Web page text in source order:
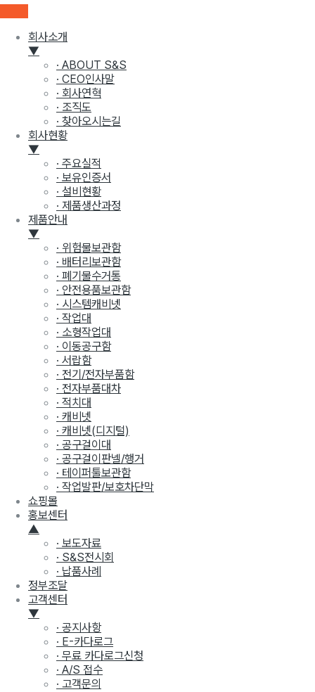
회사소개
▼
· ABOUT S&S
· CEO인사말
· 회사연혁
· 조직도
· 찾아오시는길
회사현황
▼
· 주요실적
· 보유인증서
· 설비현황
· 제품생산과정
제품안내
▼
· 위험물보관함
· 배터리보관함
· 폐기물수거통
· 안전용품보관함
· 시스템캐비넷
· 작업대
· 소형작업대
· 이동공구함
· 서랍함
· 전기/전자부품함
· 전자부품대차
· 적치대
· 캐비넷
· 캐비넷(디지털)
· 공구걸이대
· 공구걸이판넬/행거
· 테이퍼툴보관함
· 작업발판/보호차단막
쇼핑몰
홍보센터
▲
· 보도자료
· S&S전시회
· 납품사례
정부조달
고객센터
▼
· 공지사항
· E-카다로그
· 무료 카다로그신청
· A/S 접수
· 고객문의